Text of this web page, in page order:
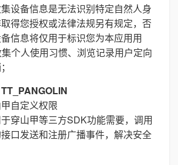
设备信息是无法识别特定自然人身
得您授权或法律法规另有规定，否
信息将仅用于标识您为本应用用
个人使用习惯、浏览记录用户定向
自定义权限
穿山甲等三方SDK功能需要，调用
口发送和注册广播事件，解决安全